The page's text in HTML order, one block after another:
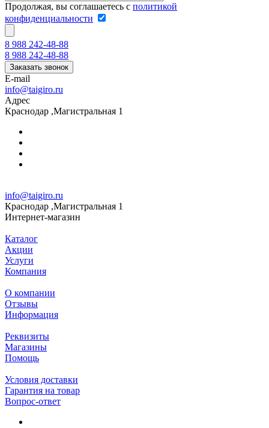
Продолжая, вы соглашаетесь с политикой
конфиденциальности
8 988 242-48-88
8 988 242-48-88
Заказать звонок
E-mail
info@taigiro.ru
Адрес
Краснодар ,Магистральная 1
info@taigiro.ru
Краснодар ,Магистральная 1
Интернет-магазин
Каталог
Акции
Услуги
Компания
О компании
Отзывы
Информация
Реквизиты
Магазины
Помощь
Условия доставки
Гарантия на товар
Вопрос-ответ